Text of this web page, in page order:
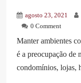
agosto 23, 2021
0 Comment
Manter ambientes
é a preocupação de
condomínios, lojas,